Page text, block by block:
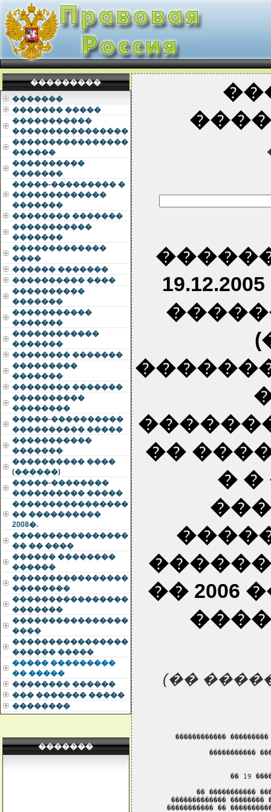
���������
�������
������� �����
�����������
����������������
����������������
������
����������
�������
�����-��������� �
�������������
�������
�������� �������
�����������
�������
�������������
����
������ �������
���������� ����
����������
�������
�����������
�������
������������
�������
�������� �������
���������
�������
�������� �������
����������
��������
�����-����������
���������� �����
�����������
�������
���������� ����
(������)
�����-��������
���������� �����
����������������
�� ����������
2008�.
����������������
�� �� ����
������ ��������
������
����������������
��������
����������������
�������
����������������
����
����������������
������ �����
����� ���������
�� �����
�������� ������
��� ������� �����
��������
�������
��
�
��
(��